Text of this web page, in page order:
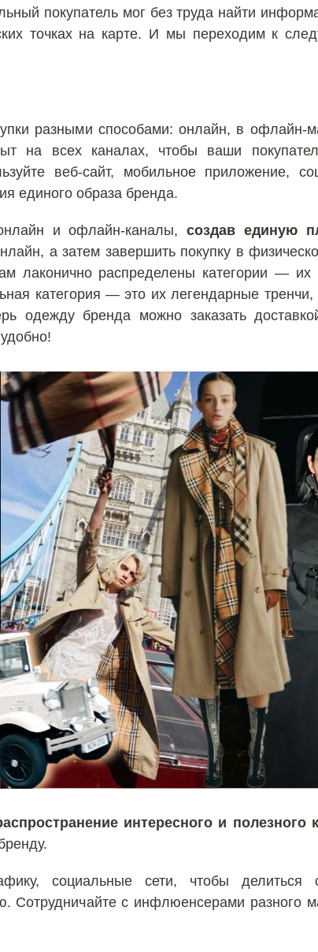
покупатель мог без труда найти
точках на карте. И мы переходим к
разными способами: онлайн, в офлайн-
на всех каналах, чтобы ваши
веб-сайт, мобильное приложение,
единого образа бренда.
и офлайн-каналы,создав единую
а затем завершить покупку в
лаконично распределены категории —
категория — это их легендарные тренчи,
одежду бренда можно заказать
интересного и полезного
социальные сети, чтобы делиться
Сотрудничайте с инфлюенсерами разного